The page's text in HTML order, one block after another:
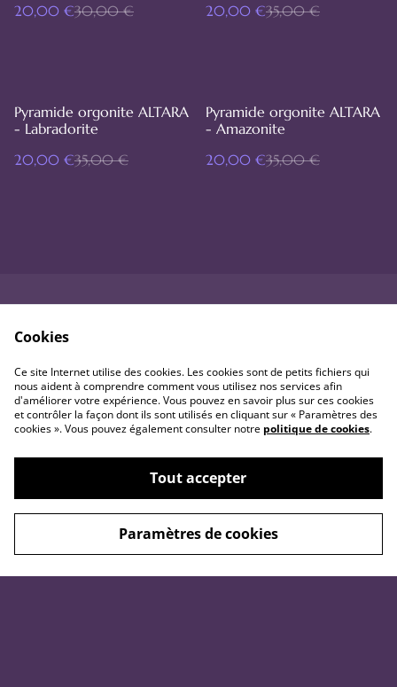
20,00 €30,00 €
20,00 €35,00 €
%
Pyramide orgonite ALTARA
- Labradorite
20,00 €35,00 €
%
Pyramide orgonite ALTARA
- Amazonite
20,00 €35,00 €
utiles
Précautions d'usage (hors
bougies)
Précautions d'usage
Purification &
Conditions générales
Retour et remboursement
Politique de
confidentialité
Politique de cookies
Cookies
Ce site Internet utilise des cookies. Les cookies sont de petits fichiers qui
nous aident à comprendre comment vous utilisez nos services afin
d'améliorer votre expérience. Vous pouvez en savoir plus sur ces cookies
et contrôler la façon dont ils sont utilisés en cliquant sur « Paramètres des
cookies ». Vous pouvez également consulter notre politique de cookies.
Tout accepter
Paramètres de cookies